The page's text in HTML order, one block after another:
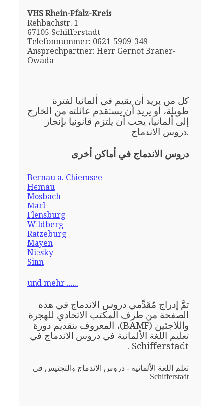
VHS Rhein-Pfalz-Kreis
Rehbachstr. 1
67105 Schifferstadt
Telefonnummer: 0621-5909-349
Ansprechpartner: Herr Gernot Braner-
Owada
كل من يريد أن يقيم في ألمانيا لفترة
طويلة، أو يريد أن يستقدم عائلته من الخارج
إلى ألمانيا، يجب أن يلتزم قانونيا بإنجاز
دروس الاندماج.
دروس الاندماج في أماكن أخرى
Bernau a. Chiemsee
Hemau
Mosbach
Marl
Flensburg
Wildberg
Ratzeburg
Mayen
Niesky
Sinn
und mehr ......
تَمَّ إدراج مُقَدِّمي دروس الاندماج في هذه
الصفحة من طرف المكتب الاتحادي للهجرة
واللاجئين (BAMF)، المعروف بتقديم دورة
تعليم اللغة الألمانية في دروس الاندماج في
Schifferstadt .
تعلم اللغة الألمانية - دروس الاندماج والتجنيس في
Schifferstadt